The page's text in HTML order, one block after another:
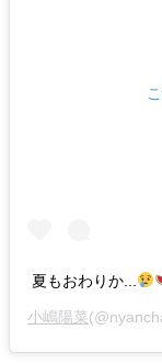
夏もおわりか...
小嶋陽菜